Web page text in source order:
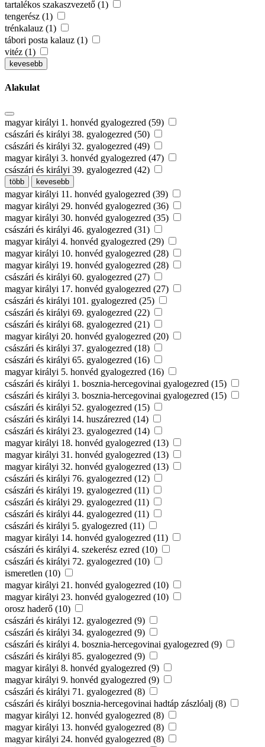
tartalékos szakaszvezető (1)
tengerész (1)
trénkalauz (1)
tábori posta kalauz (1)
vitéz (1)
kevesebb
Alakulat
magyar királyi 1. honvéd gyalogezred (59)
császári és királyi 38. gyalogezred (50)
császári és királyi 32. gyalogezred (49)
magyar királyi 3. honvéd gyalogezred (47)
császári és királyi 39. gyalogezred (42)
több kevesebb
magyar királyi 11. honvéd gyalogezred (39)
magyar királyi 29. honvéd gyalogezred (36)
magyar királyi 30. honvéd gyalogezred (35)
császári és királyi 46. gyalogezred (31)
magyar királyi 4. honvéd gyalogezred (29)
magyar királyi 10. honvéd gyalogezred (28)
magyar királyi 19. honvéd gyalogezred (28)
császári és királyi 60. gyalogezred (27)
magyar királyi 17. honvéd gyalogezred (27)
császári és királyi 101. gyalogezred (25)
császári és királyi 69. gyalogezred (22)
császári és királyi 68. gyalogezred (21)
magyar királyi 20. honvéd gyalogezred (20)
császári és királyi 37. gyalogezred (18)
császári és királyi 65. gyalogezred (16)
magyar királyi 5. honvéd gyalogezred (16)
császári és királyi 1. bosznia-hercegovinai gyalogezred (15)
császári és királyi 3. bosznia-hercegovinai gyalogezred (15)
császári és királyi 52. gyalogezred (15)
császári és királyi 14. huszárezred (14)
császári és királyi 23. gyalogezred (14)
magyar királyi 18. honvéd gyalogezred (13)
magyar királyi 31. honvéd gyalogezred (13)
magyar királyi 32. honvéd gyalogezred (13)
császári és királyi 76. gyalogezred (12)
császári és királyi 19. gyalogezred (11)
császári és királyi 29. gyalogezred (11)
császári és királyi 44. gyalogezred (11)
császári és királyi 5. gyalogezred (11)
magyar királyi 14. honvéd gyalogezred (11)
császári és királyi 4. szekerész ezred (10)
császári és királyi 72. gyalogezred (10)
ismeretlen (10)
magyar királyi 21. honvéd gyalogezred (10)
magyar királyi 23. honvéd gyalogezred (10)
orosz haderő (10)
császári és királyi 12. gyalogezred (9)
császári és királyi 34. gyalogezred (9)
császári és királyi 4. bosznia-hercegovinai gyalogezred (9)
császári és királyi 85. gyalogezred (9)
magyar királyi 8. honvéd gyalogezred (9)
magyar királyi 9. honvéd gyalogezred (9)
császári és királyi 71. gyalogezred (8)
császári és királyi bosznia-hercegovinai hadtáp zászlóalj (8)
magyar királyi 12. honvéd gyalogezred (8)
magyar királyi 13. honvéd gyalogezred (8)
magyar királyi 24. honvéd gyalogezred (8)